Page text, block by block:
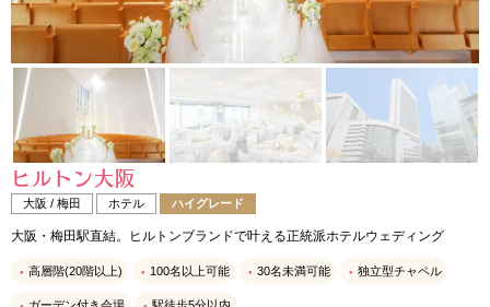
ヒルトン大阪
大阪 / 梅田 ホテル ハイグレード
大阪・梅田駅直結。ヒルトンブランドで叶える正統派ホテルウェディング
高層階(20階以上) 100名以上可能 30名未満可能 独立型チャペル
ガーデン付き会場 駅徒歩5分以内